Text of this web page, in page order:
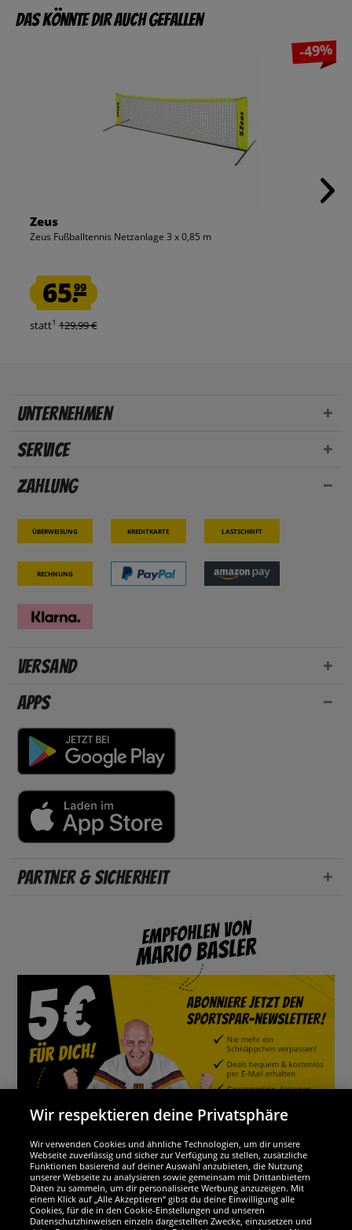
Das könnte dir auch gefallen
-49%
Zeus
Zeus Fußballtennis Netzanlage 3 x 0,85 m
65.99
statt1 129,99 €
Unternehmen
Service
Zahlung
Überweisung Kreditkarte Lastschrift
Rechnung
Versand
Apps
Partner & Sicherheit
Wir sind ausgezeichnet
Wir respektieren deine Privatsphäre
Wir verwenden Cookies und ähnliche Technologien, um dir unsere
Webseite zuverlässig und sicher zur Verfügung zu stellen, zusätzliche
Funktionen basierend auf deiner Auswahl anzubieten, die Nutzung
unserer Webseite zu analysieren sowie gemeinsam mit Drittanbietern
Daten zu sammeln, um dir personalisierte Werbung anzuzeigen. Mit
einem Klick auf „Alle Akzeptieren“ gibst du deine Einwilligung alle
Cookies, für die in den Cookie-Einstellungen und unseren
Datenschutzhinweisen einzeln dargestellten Zwecke, einzusetzen und